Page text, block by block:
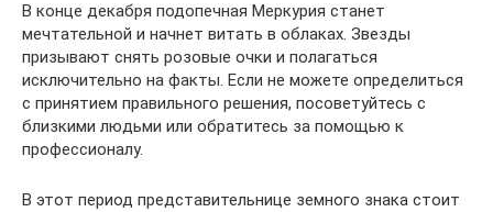
В конце декабря подопечная Меркурия станет
мечтательной и начнет витать в облаках. Звезды
призывают снять розовые очки и полагаться
исключительно на факты. Если не можете определиться
с принятием правильного решения, посоветуйтесь с
близкими людьми или обратитесь за помощью к
профессионалу.
В этот период представительнице земного знака стоит